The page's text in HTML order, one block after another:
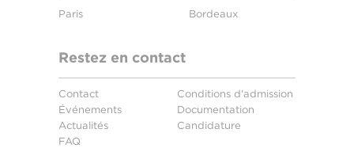
Paris Bordeaux
Restez en contact
Contact
Événements
Actualités
FAQ
Conditions d'admission
Documentation
Candidature